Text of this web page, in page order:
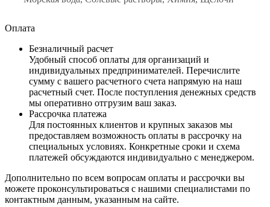
Оплата
Безналичный расчет
Удобный способ оплаты для организаций и
индивидуальных предпринимателей. Перечислите
сумму с вашего расчетного счета напрямую на наш
расчетный счет. После поступления денежных средств
мы оперативно отгрузим ваш заказ.
Рассрочка платежа
Для постоянных клиентов и крупных заказов мы
предоставляем возможность оплаты в рассрочку на
специальных условиях. Конкретные сроки и схема
платежей обсуждаются индивидуально с менеджером.
Дополнительно по всем вопросам оплаты и рассрочки вы
можете проконсультироваться с нашими специалистами по
контактным данным, указанным на сайте.